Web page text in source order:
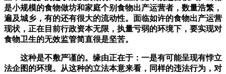
是小规模的食物做坊和家庭个别食物出产运营者，数量浩繁，
遍及城乡，有的还有很大的流动性。面临如许的食物出产运营
现状，正在目前行政资本无限，执量亏弱的环境下，要实现对
食物卫生的无效监管简直很是坚苦。
这种是不敷严谨的。缘由正在于：一是有可能呈现有悖立
法企图的环境。从这种的立法本意来看，同样的违法行为，对